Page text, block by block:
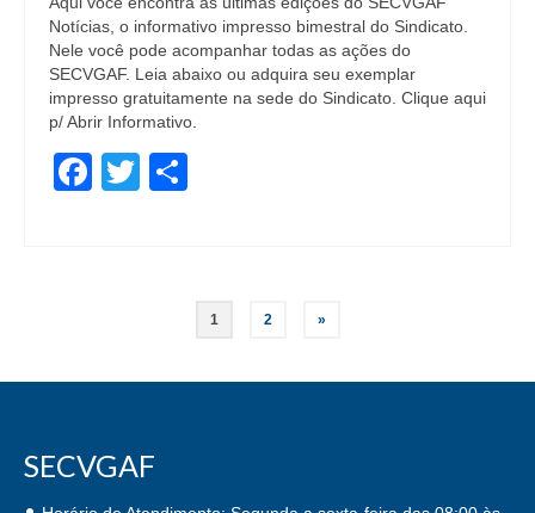
Notícias, o informativo impresso bimestral do Sindicato.
Nele você pode acompanhar todas as ações do
SECVGAF. Leia abaixo ou adquira seu exemplar
impresso gratuitamente na sede do Sindicato. Clique aqui
p/ Abrir Informativo.
Facebook
Twitter
1 2 »
SECVGAF